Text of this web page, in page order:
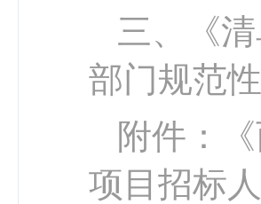
三、《
部门规范
附件 ：
项目招标